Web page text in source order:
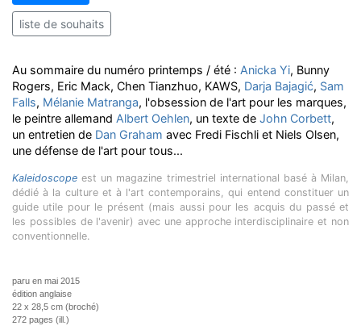
liste de souhaits
Au sommaire du numéro printemps / été : Anicka Yi, Bunny
Rogers, Eric Mack, Chen Tianzhuo, KAWS, Darja Bajagić, Sam
Falls, Mélanie Matranga, l'obsession de l'art pour les marques,
le peintre allemand Albert Oehlen, un texte de John Corbett,
un entretien de Dan Graham avec Fredi Fischli et Niels Olsen,
une défense de l'art pour tous...
Kaleidoscope est un magazine trimestriel international basé à Milan,
dédié à la culture et à l'art contemporains, qui entend constituer un
guide utile pour le présent (mais aussi pour les acquis du passé et
les possibles de l'avenir) avec une approche interdisciplinaire et non
conventionnelle.
paru en mai 2015
édition anglaise
22 x 28,5 cm (broché)
272 pages (ill.)